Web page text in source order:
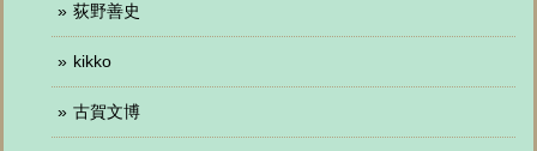
荻野善史
kikko
古賀文博